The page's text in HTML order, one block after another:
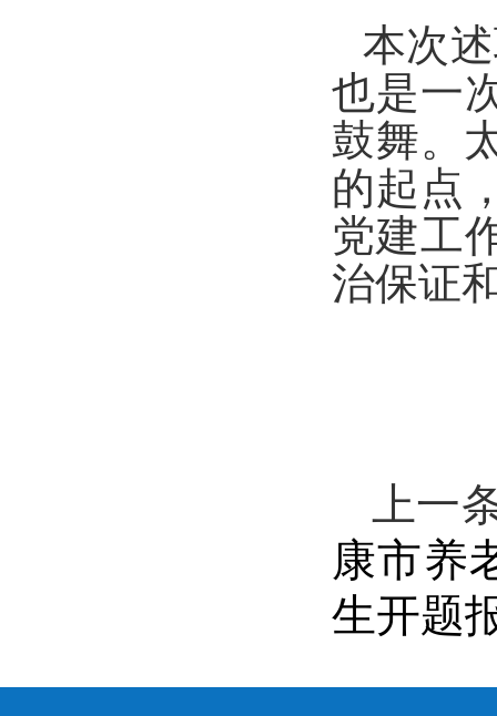
本次
也是一
鼓舞。
的起点
党建工
治保证
上一
康市养
生开题